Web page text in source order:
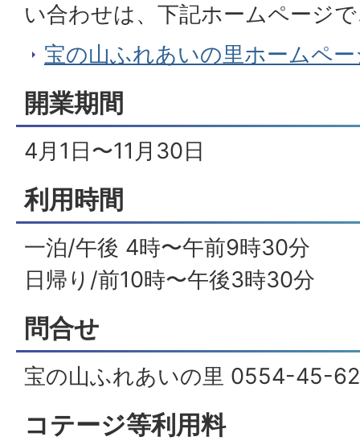
い合わせは、下記ホームページ
宝の山ふれあいの里ホームペ
開業期間
4月1日〜11月30日
利用時間
一泊/午後 4時〜午前9時30分
日帰り/前10時〜午後3時30分
問合せ
宝の山ふれあいの里 0554-45-
コテージ等利用料